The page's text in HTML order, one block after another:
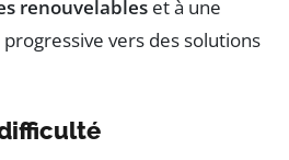
renouvelables et à une
vers des solutions